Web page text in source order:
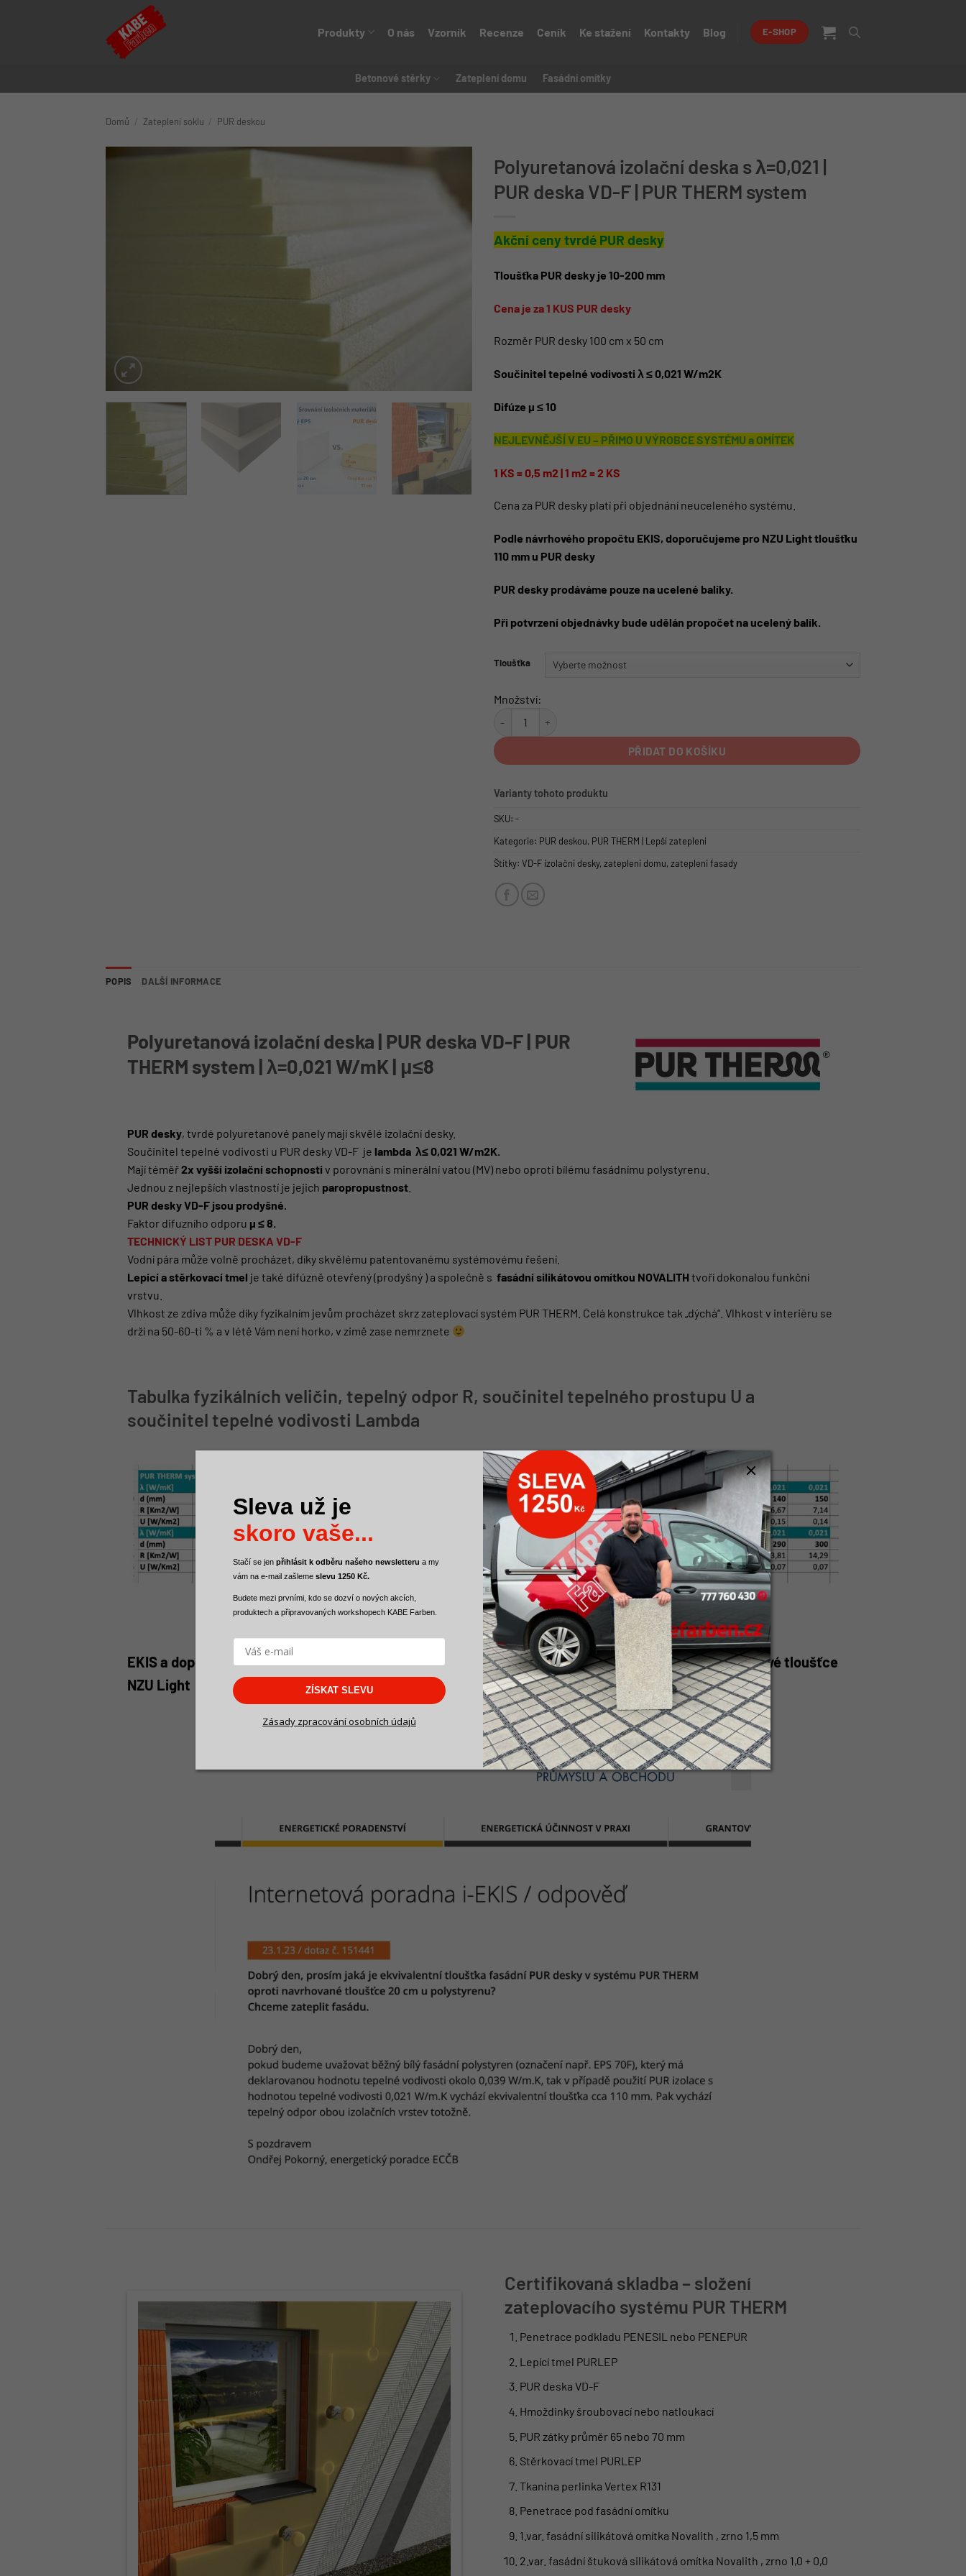
Produkty O nás Vzorník Recenze Ceník Ke stažení Kontakty Blog E-SHOP
Betonové stěrky Zateplení domu Fasádní omítky
Domů / Zateplení soklu / PUR deskou
Polyuretanová izolační deska s λ=0,021 |
PUR deska VD-F | PUR THERM system
Akční ceny tvrdé PUR desky
Tloušťka PUR desky je 10-200 mm
Cena je za 1 KUS PUR desky
Rozměr PUR desky 100 cm x 50 cm
Součinitel tepelné vodivosti λ ≤ 0,021 W/m2K
Difúze µ ≤ 10
NEJLEVNĚJŠÍ V EU – PŘIMO U VÝROBCE SYSTÉMU a OMÍTEK
1 KS = 0,5 m2 | 1 m2 = 2 KS
Cena za PUR desky platí při objednání neuceleného systému.
Podle návrhového propočtu EKIS, doporučujeme pro NZU Light tloušťku
110 mm u PUR desky
PUR desky prodáváme pouze na ucelené balíky.
Při potvrzení objednávky bude udělán propočet na ucelený balík.
Tloušťka
Množství:
PŘIDAT DO KOŠÍKU
Varianty tohoto produktu
SKU: -
Kategorie: PUR deskou, PUR THERM | Lepší zateplení
Štítky: VD-F izolačni desky, zatepleni domu, zatepleni fasady
POPIS DALŠÍ INFORMACE
Polyuretanová izolační deska | PUR deska VD-F | PUR
THERM system | λ=0,021 W/mK | μ≤8
PUR desky, tvrdé polyuretanové panely mají skvělé izolační desky.
Součinitel tepelné vodivosti u PUR desky VD-F je lambda λ≤ 0,021 W/m2K.
Mají téměř2x vyšší izolační schopnosti v porovnání s minerální vatou (MV) nebo oproti bílému fasádnímu polystyrenu.
Jednou z nejlepších vlastností je jejich paropropustnost
PUR desky VD-F jsou prodyšné.
Faktor difuzního odporu µ ≤ 8.
TECHNICKÝ LIST PUR DESKA VD-F
Vodní pára může volně procházet, díky skvělému patentovanému systémovému řešení.
Lepící a stěrkovací tmel je také difúzně otevřený (prodyšný ) a společně s fasádní silikátovou omítkou NOVALITH tvoří dokonalou funkční
vrstvu.
Vlhkost ze zdiva může díky fyzikalním jevům procházet skrz zateplovací systém PUR THERM. Celá konstrukce tak „dýchá“. Vlhkost v interiéru se
drží na 50-60-ti % a v létě Vám není horko, v zimě zase nemrznete
Tabulka fyzikálních veličin, tepelný odpor R, součinitel tepelného prostupu U a
součinitel tepelné vodivosti Lambda
EKIS a doporučení tloušťky 110 mm PUR desky, jako ekvivalent k bílému polystyrenu, který je v návrhové tloušťce
NZU Light
Certifikovaná skladba – složení
zateplovacího systému PUR THERM
Penetrace podkladu PENESIL nebo PENEPUR
Lepící tmel PURLEP
PUR deska VD-F
Hmoždinky šroubovací nebo natloukací
PUR zátky průměr 65 nebo 70 mm
Stěrkovací tmel PURLEP
Tkanina perlinka Vertex R131
Penetrace pod fasádní omítku
1.var. fasádní silikátová omítka Novalith , zrno 1,5 mm
2.var. fasádní štuková silikátová omítka Novalith , zrno 1,0 + 0,0
Sleva už je
skoro vaše...
Stačí se jen přihlásit k odběru našeho newsletteru a my
vám na e-mail zašleme slevu 1250 Kč.
Budete mezi prvními, kdo se dozví o nových akcích,
produktech a připravovaných workshopech KABE Farben.
ZÍSKAT SLEVU
Zásady zpracování osobních údajů